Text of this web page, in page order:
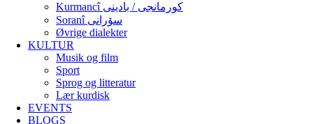
Kurmancî کورمانجی / بادینی
Soranî سۆرانی
Øvrige dialekter
KULTUR
Musik og film
Sport
Sprog og litteratur
Lær kurdisk
EVENTS
BLOGS